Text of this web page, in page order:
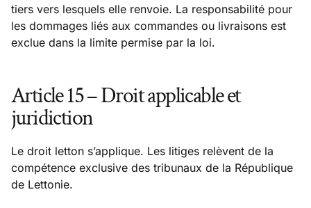
tiers vers lesquels elle renvoie. La responsabilité pour
les dommages liés aux commandes ou livraisons est
exclue dans la limite permise par la loi.
Article 15 – Droit applicable et
juridiction
Le droit letton s’applique. Les litiges relèvent de la
compétence exclusive des tribunaux de la République
de Lettonie.